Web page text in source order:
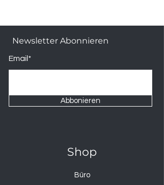
Newsletter Abonnieren
Email*
Abbonieren
Shop
Büro